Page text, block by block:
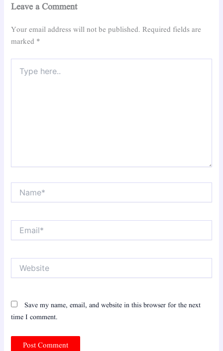
Leave a Comment
Your email address will not be published. Required fields are
marked *
here..
Name*
Save my name, email, and website in this browser for the next
time I comment.